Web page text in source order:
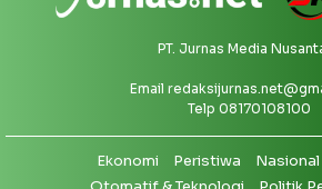
PT. Jurnas Media
Email
Telp 08170108100
Ekonomi Peristiwa Nasional